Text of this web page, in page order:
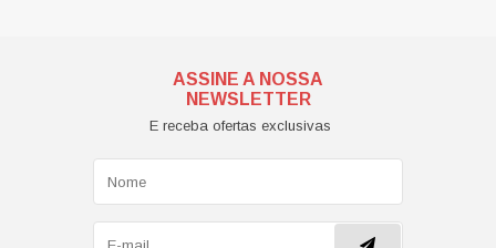
ASSINE A NOSSA
NEWSLETTER
E receba ofertas exclusivas